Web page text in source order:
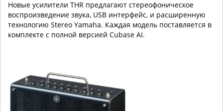
Новые усилители THR предлагают стереофоническое
воспроизведение звука, USB интерфейс, и расширенную
технологию Stereo Yamaha. Каждая модель поставляется в
комплекте с полной версией Cubase AI.